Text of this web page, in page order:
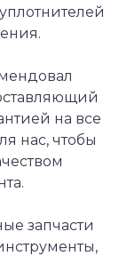
на все
нас, чтобы
запчасти